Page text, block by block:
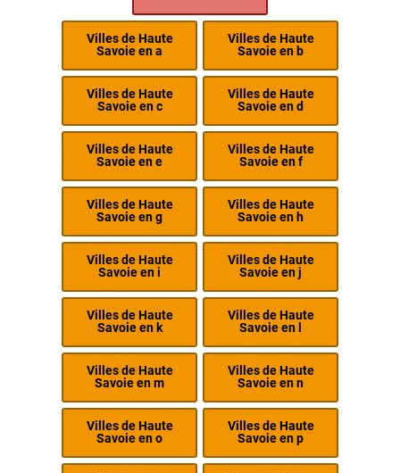
Villes de Haute
Savoie en a
Villes de Haute
Savoie en b
Villes de Haute
Savoie en c
Villes de Haute
Savoie en d
Villes de Haute
Savoie en e
Villes de Haute
Savoie en f
Villes de Haute
Savoie en g
Villes de Haute
Savoie en h
Villes de Haute
Savoie en i
Villes de Haute
Savoie en j
Villes de Haute
Savoie en k
Villes de Haute
Savoie en l
Villes de Haute
Savoie en m
Villes de Haute
Savoie en n
Villes de Haute
Savoie en o
Villes de Haute
Savoie en p